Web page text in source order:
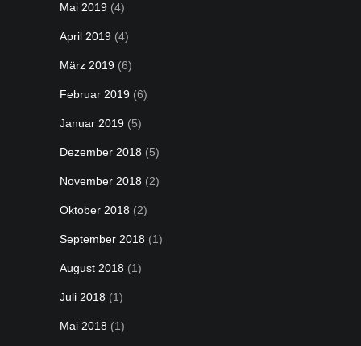
Mai 2019 (4)
April 2019 (4)
März 2019 (6)
Februar 2019 (6)
Januar 2019 (5)
Dezember 2018 (5)
November 2018 (2)
Oktober 2018 (2)
September 2018 (1)
August 2018 (1)
Juli 2018 (1)
Mai 2018 (1)